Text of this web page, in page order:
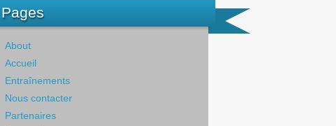
Pages
About
Accueil
Entraînements
Nous contacter
Partenaires